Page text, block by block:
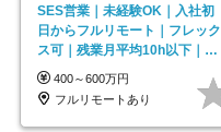
SES営業｜未経験OK｜入社初
日からフルリモート｜フレック
ス可｜残業月平均10h以下｜事
業立ち上げメンバー
400～600万円
フルリモートあり